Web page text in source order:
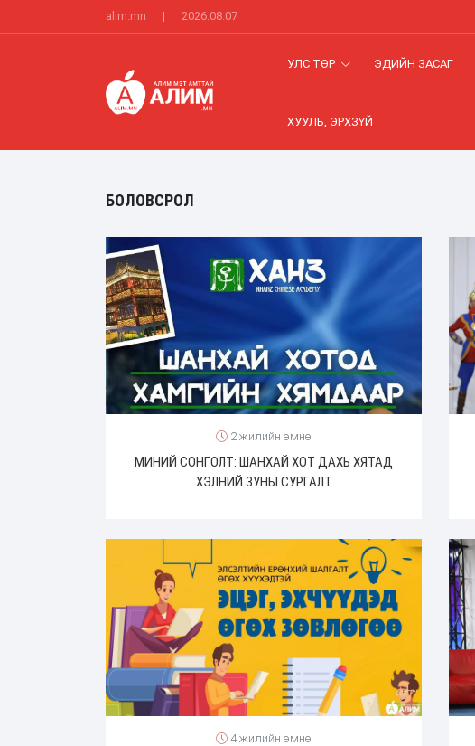
alim.mn | 2026.08.07
УЛС ТӨР ЭДИЙН ЗАСАГ
ХУУЛЬ, ЭРХЗҮЙ
БОЛОВСРОЛ
2 жилийн өмнө
МИНИЙ СОНГОЛТ: ШАНХАЙ ХОТ ДАХЬ ХЯТАД
ХЭЛНИЙ ЗУНЫ СУРГАЛТ
4 жилийн өмнө